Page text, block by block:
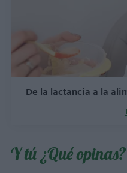
De la lactancia a la
Y tú ¿Qué opinas?